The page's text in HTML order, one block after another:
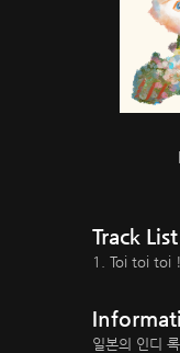
Track List
1. Toi toi toi !
일본의 인디